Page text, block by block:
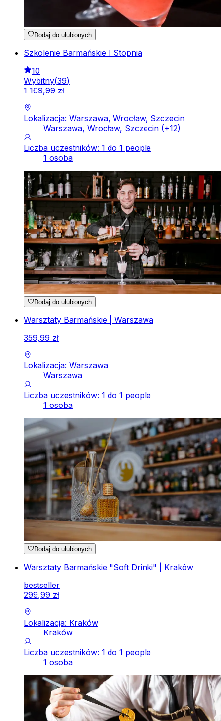
Dodaj do ulubionych
Szkolenie Barmańskie I Stopnia
10
Wybitny(39)
1 169,99 zł
Lokalizacja: Warszawa, Wrocław, Szczecin
Warszawa, Wrocław, Szczecin (+12)
Liczba uczestników: 1 do 1 people
1 osoba
Dodaj do ulubionych
Warsztaty Barmańskie | Warszawa
359,99 zł
Lokalizacja: Warszawa
Warszawa
Liczba uczestników: 1 do 1 people
1 osoba
Dodaj do ulubionych
Warsztaty Barmańskie "Soft Drinki" | Kraków
bestseller
299,99 zł
Lokalizacja: Kraków
Kraków
Liczba uczestników: 1 do 1 people
1 osoba